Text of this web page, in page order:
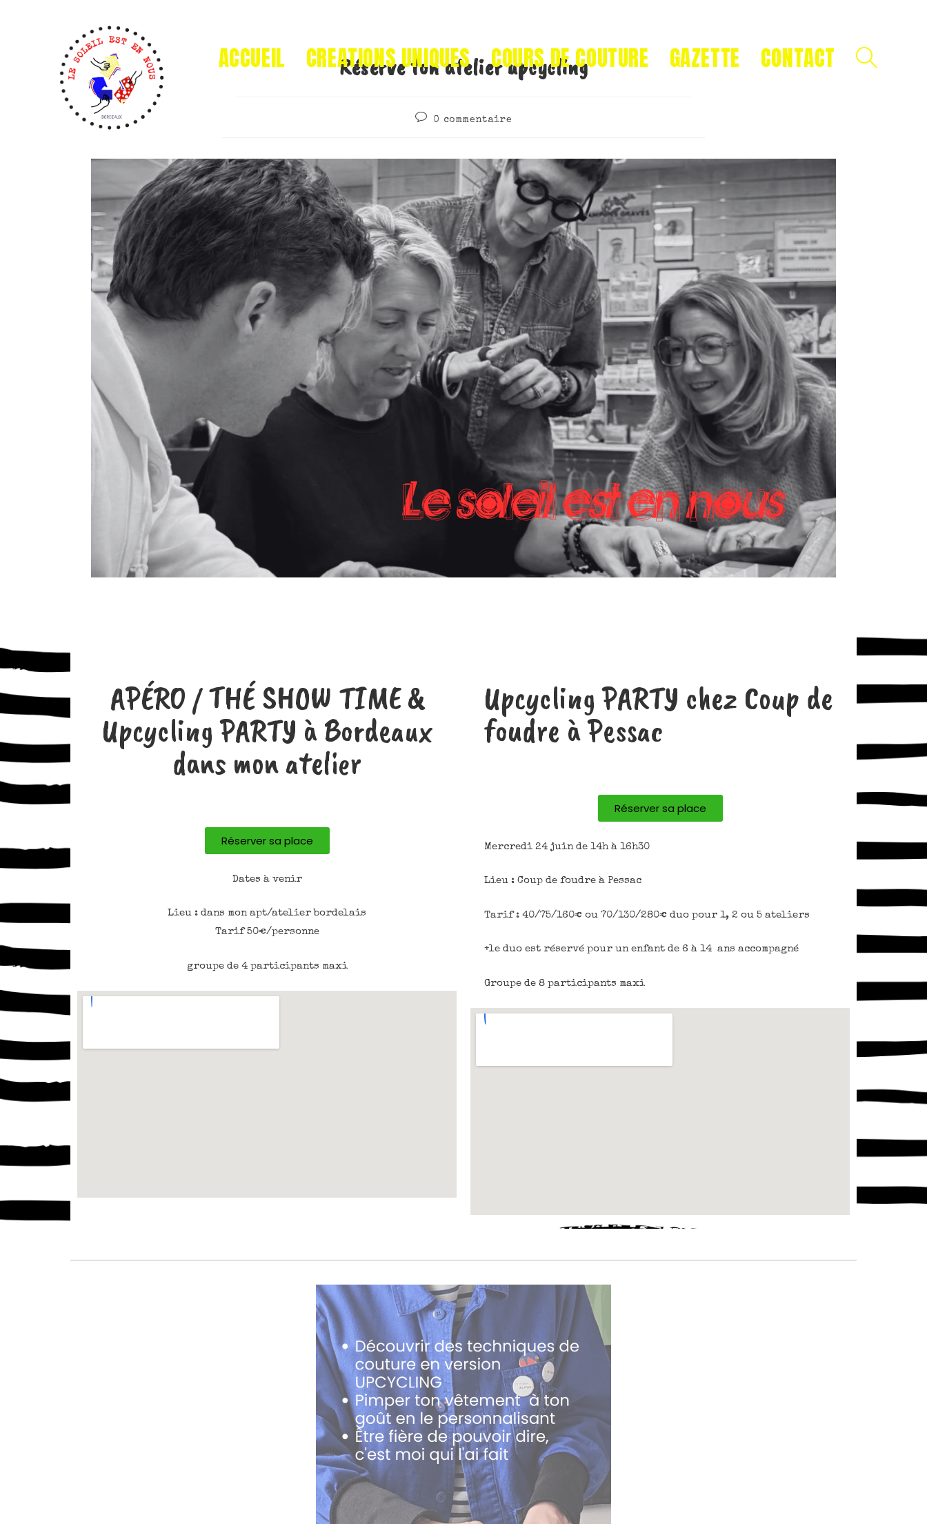
ACCUEIL CREATIONS UNIQUES COURS DE COUTURE GAZETTE CONTACT
Réserve ton atelier upcycling
0 commentaire
APÉRO / THÉ SHOW TIME &
Upcycling PARTY à Bordeaux
dans mon atelier
Réserver sa place
Dates à venir
Lieu : dans mon apt/atelier bordelais
Tarif 50€/personne
groupe de 4 participants maxi
Upcycling PARTY chez Coup de
foudre à Pessac
Réserver sa place
Mercredi 24 juin de 14h à 16h30
Lieu : Coup de foudre à Pessac
Tarif : 40/75/160€ ou 70/130/280€ duo pour 1, 2 ou 5 ateliers
+le duo est réservé pour un enfant de 6 à 14 ans accompagné
Groupe de 8 participants maxi